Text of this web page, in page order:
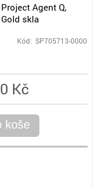
Agent Q,
skla
Kód: SP705713-0000
Kč
koše